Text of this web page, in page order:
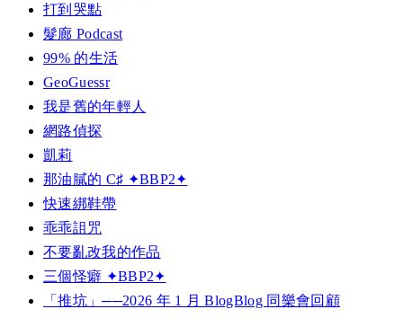
打到哭點
髮廊 Podcast
99% 的生活
GeoGuessr
我是舊的年輕人
網路偵探
凱莉
那油膩的 C♯ ✦BBP2✦
快速綁鞋帶
乖乖詛咒
不要亂改我的作品
三個怪癖 ✦BBP2✦
「推坑」──2026 年 1 月 BlogBlog 同樂會回顧